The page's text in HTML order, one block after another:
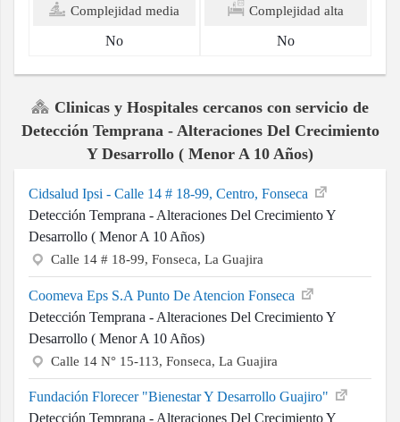
Complejidad media
No
Complejidad alta
No
Clinicas y Hospitales cercanos con servicio de
Detección Temprana - Alteraciones Del Crecimiento
Y Desarrollo ( Menor A 10 Años)
Cidsalud Ipsi - Calle 14 # 18-99, Centro, Fonseca
Detección Temprana - Alteraciones Del Crecimiento Y
Desarrollo ( Menor A 10 Años)
Calle 14 # 18-99, Fonseca, La Guajira
Coomeva Eps S.A Punto De Atencion Fonseca
Detección Temprana - Alteraciones Del Crecimiento Y
Desarrollo ( Menor A 10 Años)
Calle 14 N° 15-113, Fonseca, La Guajira
Fundación Florecer "Bienestar Y Desarrollo Guajiro"
Detección Temprana - Alteraciones Del Crecimiento Y